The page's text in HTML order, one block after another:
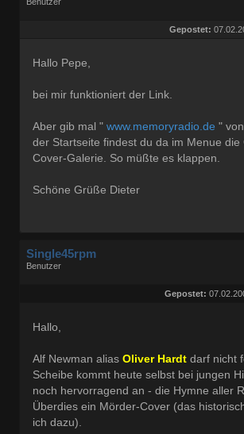
Gepostet:
Hallo Pepe,
bei mir funktioniert der Link.
Aber gib mal " www.memoryradio.de "
der Startseite findest du da im Menue die
Cover-Galerie. So müßte es klappen.
Schöne Grüße Dieter
Single45rpm
Benutzer
Gepostet:
Hallo,
Alf Newman alias Oliver Hardt darf nicht
Scheibe kommt heute selbst bei jungen
noch hervorragend an - die Hymne aller
Überdies ein Mörder-Cover (das
ich dazu).